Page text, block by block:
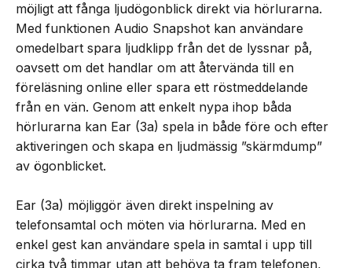
möjligt att fånga ljudögonblick direkt via hörlurarna.
Med funktionen Audio Snapshot kan användare
omedelbart spara ljudklipp från det de lyssnar på,
oavsett om det handlar om att återvända till en
föreläsning online eller spara ett röstmeddelande
från en vän. Genom att enkelt nypa ihop båda
hörlurarna kan Ear (3a) spela in både före och efter
aktiveringen och skapa en ljudmässig ”skärmdump”
av ögonblicket.
Ear (3a) möjliggör även direkt inspelning av
telefonsamtal och möten via hörlurarna. Med en
enkel gest kan användare spela in samtal i upp till
cirka två timmar utan att behöva ta fram telefonen,